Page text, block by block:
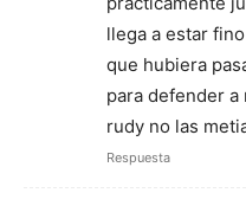
llega a estar
que hubiera
para defender a
rudy no las
Respuesta